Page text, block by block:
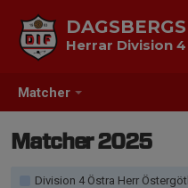
Matcher
Herrar Division 4
Matcher 2025
Division 4 Östra Herr